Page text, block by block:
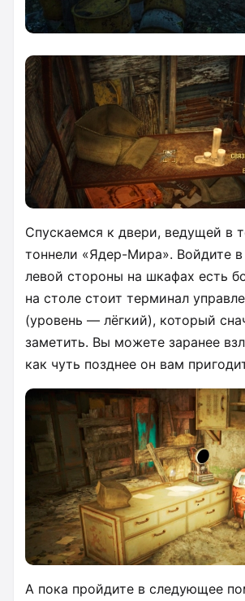
Спускаемся к двери, ведущей в
тоннели «Ядер-Мира». Войдите
левой стороны на шкафах есть
на столе стоит терминал
(уровень — лёгкий), который
заметить. Вы можете заранее
как чуть позднее он вам
А пока пройдите в следующее